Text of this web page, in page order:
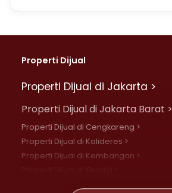
Properti Dijual
Properti Dijual di Jakarta >
Properti Dijual di Jakarta Barat >
Properti Dijual di Cengkareng >
Properti Dijual di Kalideres >
Properti Dijual di Kembangan >